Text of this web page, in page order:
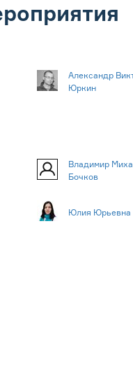
Александр
Юркин
Владимир
Бочков
Юлия Юрьевна